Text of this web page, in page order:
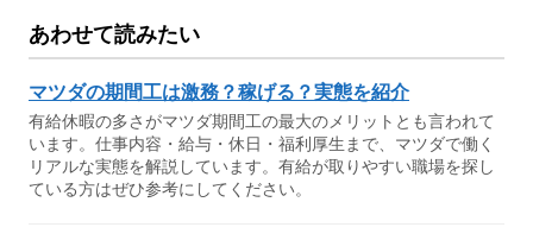
あわせて読みたい
マツダの期間工は激務？稼げる？実態を紹介
有給休暇の多さがマツダ期間工の最大のメリットとも言われて
います。仕事内容・給与・休日・福利厚生まで、マツダで働く
リアルな実態を解説しています。有給が取りやすい職場を探し
ている方はぜひ参考にしてください。